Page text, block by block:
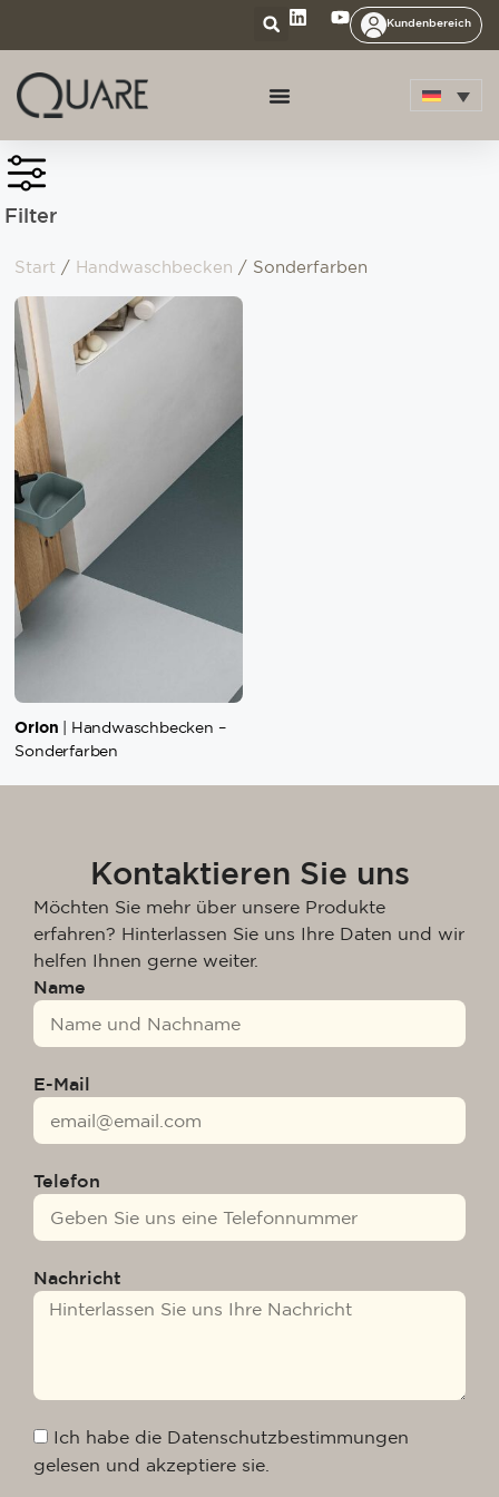
Kundenbereich
Filter
Start / Handwaschbecken / Sonderfarben
Orion | Handwaschbecken –
Sonderfarben
Kontaktieren Sie uns
Möchten Sie mehr über unsere Produkte
erfahren? Hinterlassen Sie uns Ihre Daten und wir
helfen Ihnen gerne weiter.
Name
E-Mail
Telefon
Nachricht
Ich habe die Datenschutzbestimmungen
gelesen und akzeptiere sie.